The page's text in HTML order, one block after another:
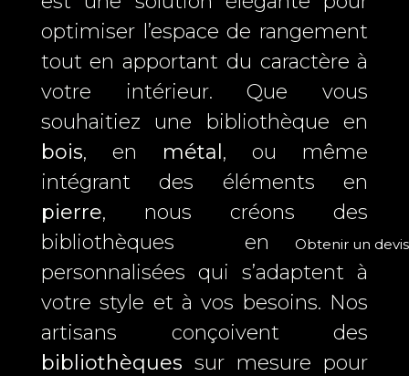
optimiser l’espace de rangement
tout en apportant du caractère à
votre intérieur. Que vous
souhaitiez une bibliothèque en
bois, en métal, ou même
intégrant des éléments en
pierre, nous créons des
bibliothèques entièrement
personnalisées qui s’adaptent à
votre style et à vos besoins. Nos
artisans conçoivent des
bibliothèques sur mesure pour
Obtenir un devis